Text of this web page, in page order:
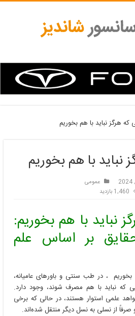
که هرگز نباید با هم بخوریم
نباید با هم بخوریم
عمومی
1,460 بازدید
نباید با هم بخوریم:
بر اساس علم
بخوریم ، در طب سنتی و باورهای عامیانه،
که نباید با هم مصرف شوند، وجود دارد.
علمی استوار هستند، در حالی که برخی
صرفاً از نسلی به نسل دیگر منتقل شده‌اند.